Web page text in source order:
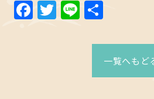
Facebook
Twitter
Line
一覧へもど